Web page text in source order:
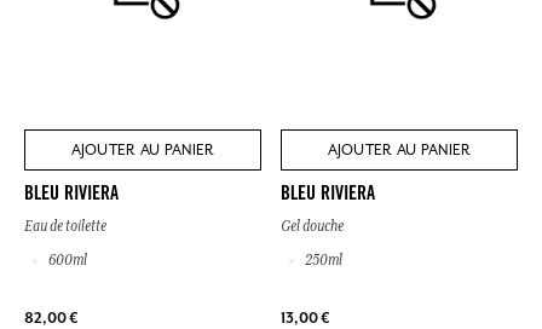
AJOUTER AU PANIER
BLEU RIVIERA
Eau de toilette
600ml
82,00 €
AJOUTER AU PANIER
BLEU RIVIERA
Gel douche
250ml
13,00 €